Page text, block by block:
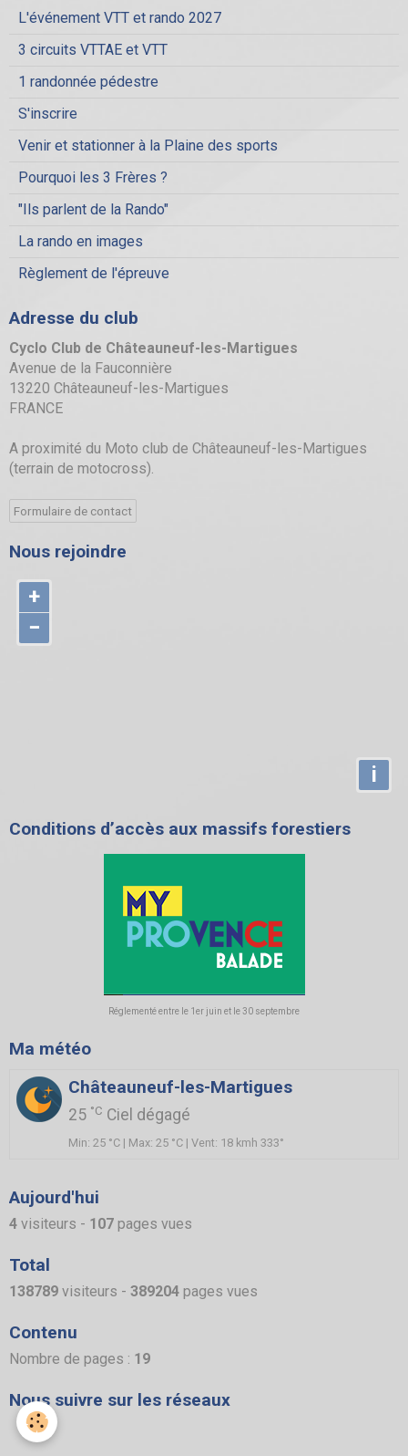
L'événement VTT et rando 2027
3 circuits VTTAE et VTT
1 randonnée pédestre
S'inscrire
Venir et stationner à la Plaine des sports
Pourquoi les 3 Frères ?
"Ils parlent de la Rando"
La rando en images
Règlement de l'épreuve
Adresse du club
Cyclo Club de Châteauneuf-les-Martigues
Avenue de la Fauconnière
13220 Châteauneuf-les-Martigues
FRANCE
A proximité du Moto club de Châteauneuf-les-Martigues
(terrain de motocross).
Formulaire de contact
Nous rejoindre
+
−
i
Conditions d’accès aux massifs forestiers
Réglementé entre le 1er juin et le 30 septembre
Ma météo
Châteauneuf-les-Martigues
25 °C Ciel dégagé
Min: 25 °C | Max: 25 °C | Vent: 18 kmh 333°
Aujourd'hui
4 visiteurs - 107 pages vues
Total
138789 visiteurs - 389204 pages vues
Contenu
Nombre de pages : 19
Nous suivre sur les réseaux